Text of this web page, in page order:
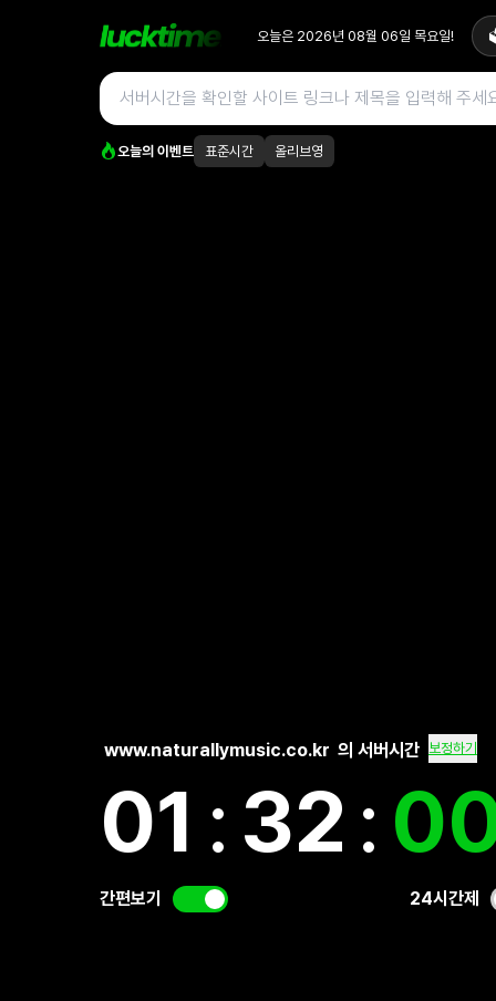
오늘은 2026년 08월 06일 목요일!
오늘의 이벤트 표준시간 올리브영
www.naturallymusic.co.kr 의 서버시간 보정하기
01 : 32 : 01
간편보기 24시간제